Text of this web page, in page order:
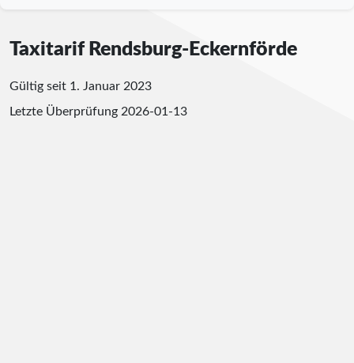
Taxitarif Rendsburg-Eckernförde
Gültig seit 1. Januar 2023
Letzte Überprüfung 2026-01-13